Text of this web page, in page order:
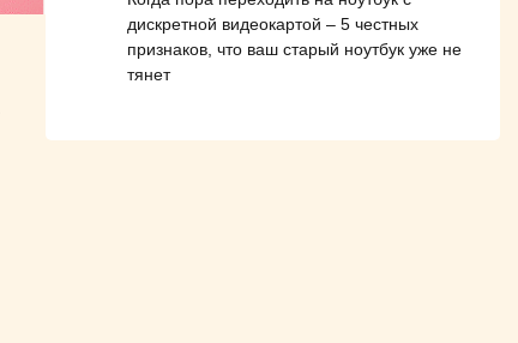
дискретной видеокартой – 5 честных
признаков, что ваш старый ноутбук уже не
тянет